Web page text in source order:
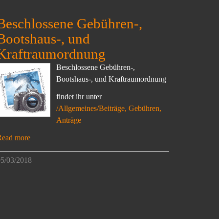
Gebühren-,
, und
Beschlossene Gebühren-,
Bootshaus-, und Kraftraumordnung
findet ihr unter
/Allgemeines/Beiträge, Gebühren,
Anträge
more
03/2018